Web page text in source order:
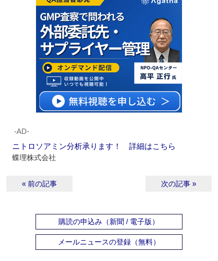
‐AD‐
ニトロソアミン分析承ります！ 詳細はこちら
蝶理株式会社
« 前の記事 次の記事 »
購読の申込み（新聞 / 電子版）
メールニュースの登録（無料）